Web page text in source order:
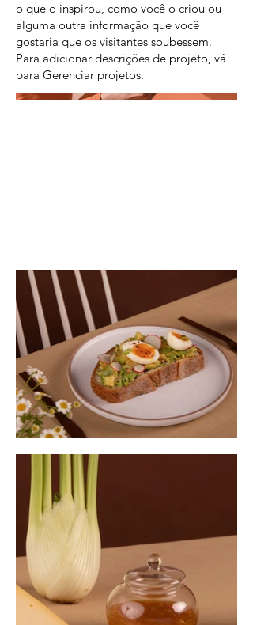
o que o inspirou, como você o criou ou
alguma outra informação que você
gostaria que os visitantes soubessem.
Para adicionar descrições de projeto, vá
para Gerenciar projetos.